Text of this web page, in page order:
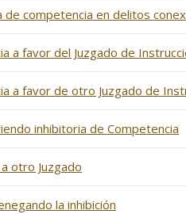
de competencia en delitos
a favor del Juzgado de
a favor de otro Juzgado de
inhibitoria de Competencia
otro Juzgado
la inhibición